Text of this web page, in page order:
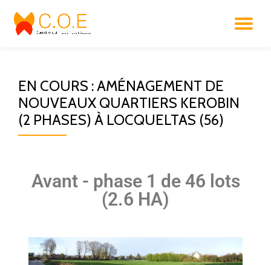
EN COURS : AMÉNAGEMENT DE
NOUVEAUX QUARTIERS KEROBIN
(2 PHASES) À LOCQUELTAS (56)
Avant - phase 1 de 46 lots
(2.6 HA)